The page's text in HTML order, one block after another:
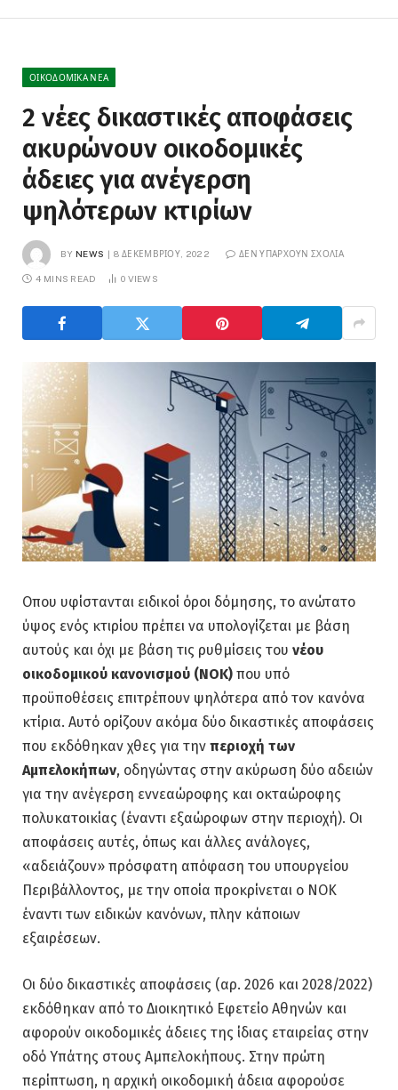
ΟΙΚΟΔΟΜΙΚΆ ΝΈΑ
2 νέες δικαστικές αποφάσεις
ακυρώνουν οικοδομικές
άδειες για ανέγερση
ψηλότερων κτιρίων
BY NEWS 8 ΔΕΚΕΜΒΡΊΟΥ, 2022 ΔΕΝ ΥΠΆΡΧΟΥΝ ΣΧΌΛΙΑ
4 MINS READ 0 VIEWS
Οπου υφίστανται ειδικοί όροι δόμησης, το ανώτατο
ύψος ενός κτιρίου πρέπει να υπολογίζεται με βάση
αυτούς και όχι με βάση τις ρυθμίσεις του νέου
οικοδομικού κανονισμού (ΝΟΚ) που υπό
προϋποθέσεις επιτρέπουν ψηλότερα από τον κανόνα
κτίρια. Αυτό ορίζουν ακόμα δύο δικαστικές αποφάσεις
που εκδόθηκαν χθες για την περιοχή των
Αμπελοκήπων, οδηγώντας στην ακύρωση δύο αδειών
για την ανέγερση εννεαώροφης και οκταώροφης
πολυκατοικίας (έναντι εξαώροφων στην περιοχή). Οι
αποφάσεις αυτές, όπως και άλλες ανάλογες,
«αδειάζουν» πρόσφατη απόφαση του υπουργείου
Περιβάλλοντος, με την οποία προκρίνεται ο ΝΟΚ
έναντι των ειδικών κανόνων, πλην κάποιων
εξαιρέσεων.
Οι δύο δικαστικές αποφάσεις (αρ. 2026 και 2028/2022)
εκδόθηκαν από το Διοικητικό Εφετείο Αθηνών και
αφορούν οικοδομικές άδειες της ίδιας εταιρείας στην
οδό Υπάτης στους Αμπελοκήπους. Στην πρώτη
περίπτωση, η αρχική οικοδομική άδεια αφορούσε